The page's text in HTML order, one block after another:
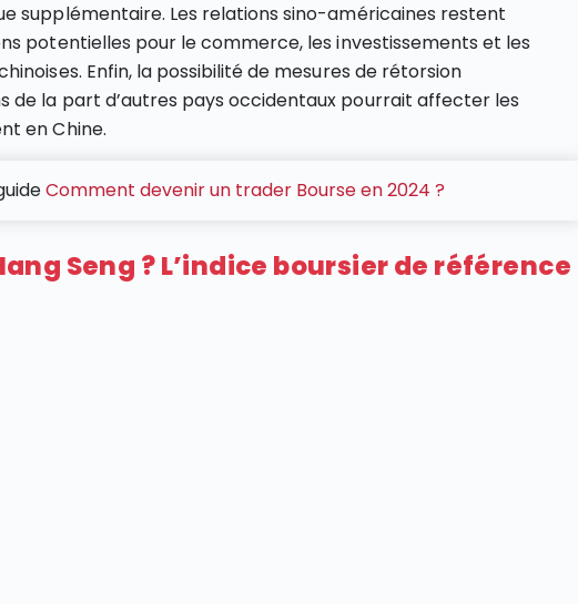
supplémentaire. Les relations sino-américaines restent
potentielles pour le commerce, les investissements et les
Enfin, la possibilité de mesures de rétorsion
de la part d’autres pays occidentaux pourrait affecter les
en Chine​.
Comment devenir un trader Bourse en 2024 ?
Seng ? L’indice boursier de référence